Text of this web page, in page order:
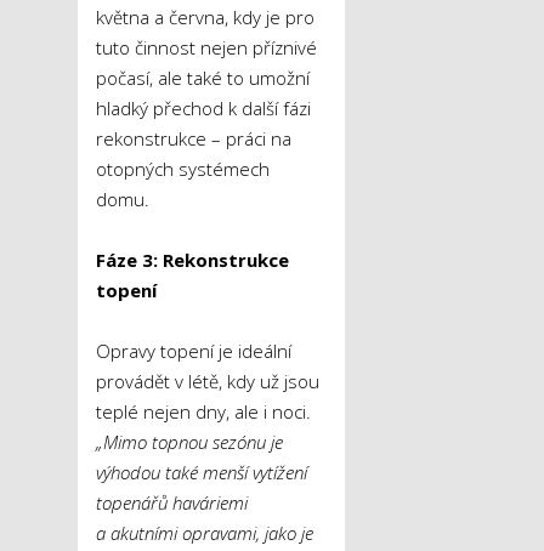
května a června, kdy je pro
tuto činnost nejen příznivé
počasí, ale také to umožní
hladký přechod k další fázi
rekonstrukce – práci na
otopných systémech
domu.
Fáze 3: Rekonstrukce
topení
Opravy topení je ideální
provádět v létě, kdy už jsou
teplé nejen dny, ale i noci.
„Mimo topnou sezónu je
výhodou také menší vytížení
topenářů haváriemi
a akutními opravami, jako je